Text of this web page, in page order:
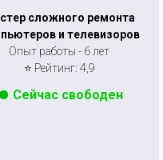
сложного ремонта
и телевизоров
Опыт работы - 6 лет
⭐ Рейтинг: 4,9
Сейчас свободен